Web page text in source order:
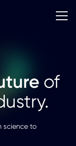
of
science to